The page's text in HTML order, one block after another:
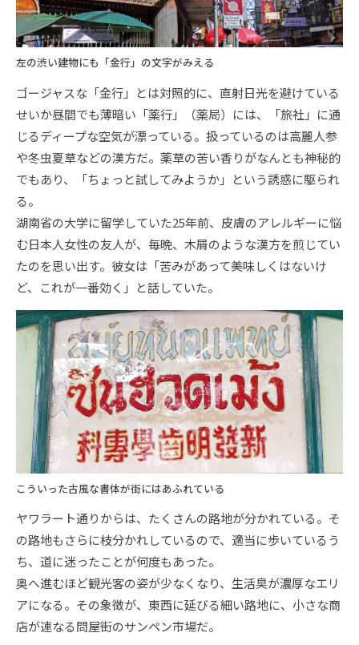
左の渋い建物にも「金行」の文字がみえる
ゴージャスな「金行」とは対照的に、直射日光を避けている
せいか昼間でも薄暗い「薬行」（薬局）には、「旅社」に通
じるディープな空気が漂っている。扱っているのは高麗人参
や冬虫夏草などの漢方だ。薬草の苦い香りがなんとも神秘的
でもあり、「ちょっと試してみようか」という誘惑に駆られ
る。
湖南省の大学に留学していた25年前、皮膚のアレルギーに悩
む日本人女性の友人が、毎晩、木屑のような漢方を煎じてい
たのを思い出す。彼女は「苦みがあって美味しくはないけ
ど、これが一番効く」と話していた。
こういった古風な書体が街にはあふれている
ヤワラート通りからは、たくさんの路地が分かれている。そ
の路地もさらに枝分かれしているので、適当に歩いているう
ち、道に迷ったことが何度もあった。
奥へ進むほど観光客の姿が少なくなり、生活臭が濃厚なエリ
アになる。その象徴が、東西に延びる細い路地に、小さな商
店が連なる問屋街のサンペン市場だ。